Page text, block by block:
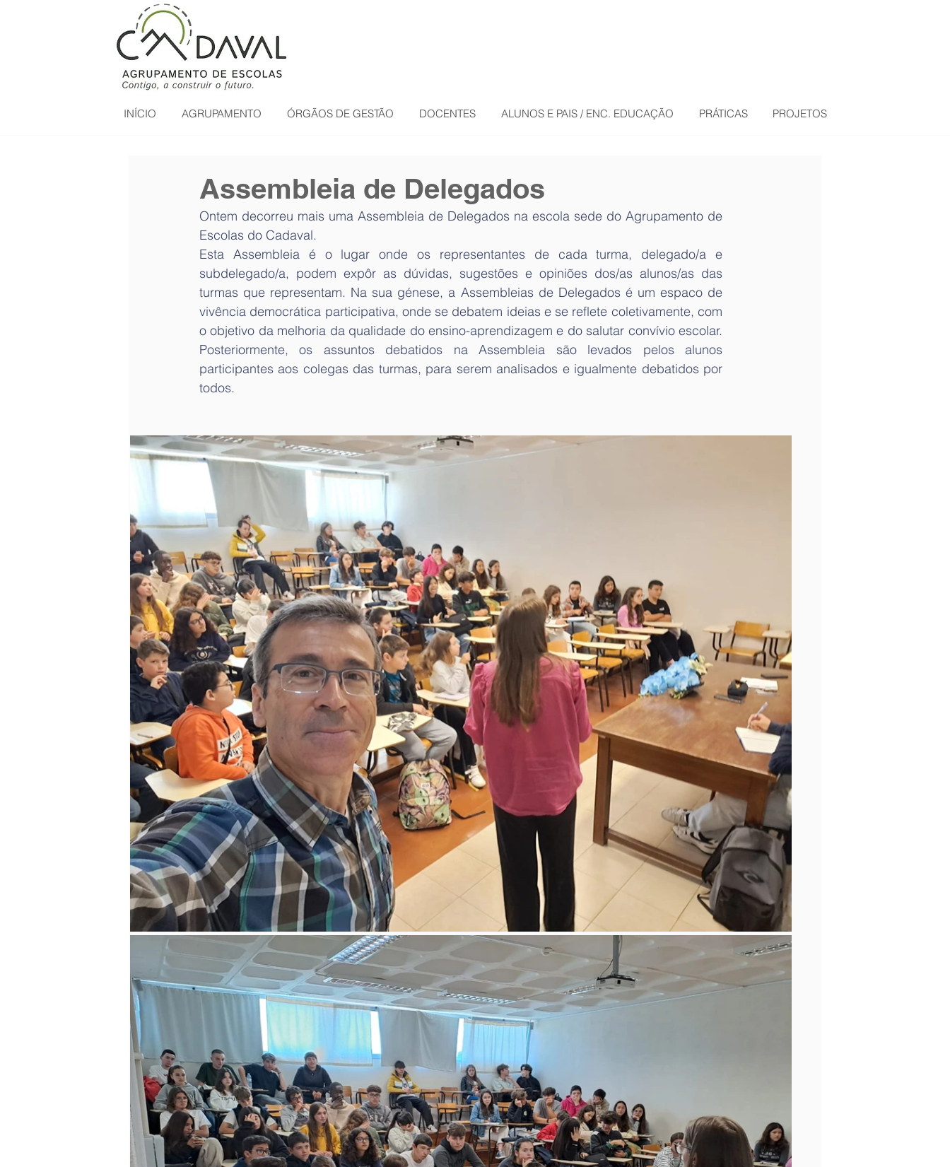
INÍCIO AGRUPAMENTO ÓRGÃOS DE GESTÃO DOCENTES ALUNOS E PAIS / ENC. EDUCAÇÃO PRÁTICAS PROJETOS
Assembleia de Delegados
Ontem decorreu mais uma Assembleia de Delegados na escola sede do Agrupamento de
Escolas do Cadaval.
Esta Assembleia é o lugar onde os representantes de cada turma, delegado/a e
subdelegado/a, podem expôr as dúvidas, sugestões e opiniões dos/as alunos/as das
turmas que representam. Na sua génese, a Assembleias de Delegados é um espaco de
vivência democrática participativa, onde se debatem ideias e se reflete coletivamente, com
o objetivo da melhoria da qualidade do ensino-aprendizagem e do salutar convívio escolar.
Posteriormente, os assuntos debatidos na Assembleia são levados pelos alunos
participantes aos colegas das turmas, para serem analisados e igualmente debatidos por
todos.